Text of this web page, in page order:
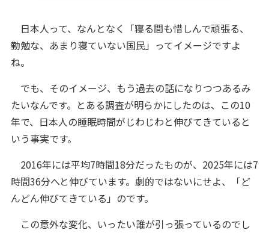
日本人って、なんとなく「寝る間も惜しんで頑張る、
勤勉な、あまり寝ていない国民」ってイメージですよ
ね。
でも、そのイメージ、もう過去の話になりつつあるみ
たいなんです。とある調査が明らかにしたのは、この10
年で、日本人の睡眠時間がじわじわと伸びてきていると
いう事実です。
2016年には平均7時間18分だったものが、2025年には7
時間36分へと伸びています。劇的ではないにせよ、「ど
んどん伸びてきている」のです。
この意外な変化、いったい誰が引っ張っているのでし